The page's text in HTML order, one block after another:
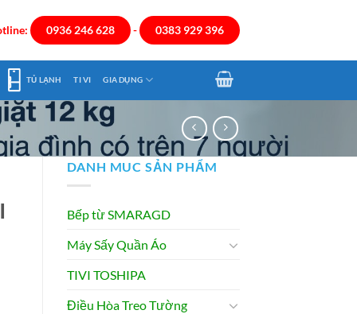
0936 246 628 - 0383 929 396
TỦ LẠNH TI VI GIA DỤNG
DANH MUC SẢN PHẨM
Bếp từ SMARAGD
Máy Sấy Quần Áo
TIVI TOSHIPA
Điều Hòa Treo Tường